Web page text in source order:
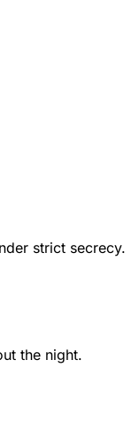
strict secrecy.
the night.